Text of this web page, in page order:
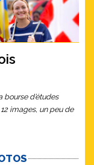
d’études
images, un peu de